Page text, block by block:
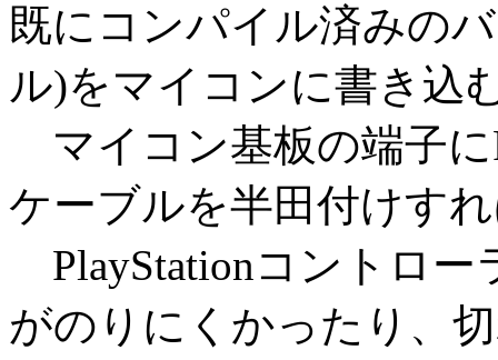
既にコンパイル済みの
ル)をマイコンに書き込
マイコン基板の端子に
ケーブルを半田付けす
PlayStationコントロー
がのりにくかったり、